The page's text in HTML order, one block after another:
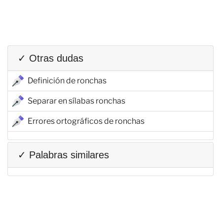
✓ Otras dudas
Definición de ronchas
Separar en sílabas ronchas
Errores ortográficos de ronchas
✓ Palabras similares